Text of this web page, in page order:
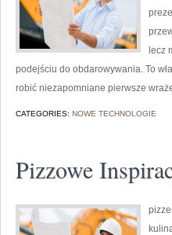
lecz
podejściu do obdarowywania. To
robić niezapomniane pierwsze
CATEGORIES: NOWE TECHNOLOGIE
Pizzowe